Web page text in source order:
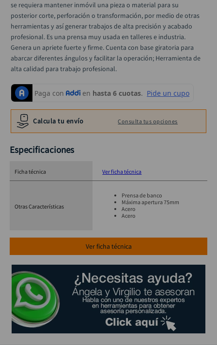
se requiera mantener inmóvil una pieza o material para su
posterior corte, perforación o transformación, por medio de otras
herramientas y así generar trabajos de alta precisión y acabado
profesional. Es una prensa muy usada en talleres e industria.
Genera un apriete fuerte y firme. Cuenta con base giratoria para
abarcar diferentes ángulos y facilitar la operación; Herramienta de
alta calidad para trabajo profesional.
Calcula tu envío Consulta tus opciones
Ver ficha técnica
Especificaciones
Ficha técnica Ver ficha técnica
Otras Características
Prensa de banco
Máxima apertura 75mm
Acero
Acero